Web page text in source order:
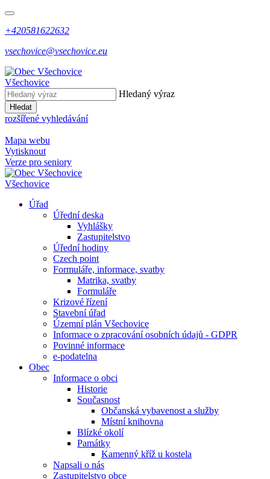
+420581622632
vsechovice@vsechovice.eu
Všechovice
Hledaný výraz
Hledat
rozšířené vyhledávání
Mapa webu
Vytisknout
Verze pro seniory
Všechovice
Úřad
Úřední deska
Vyhlášky
Zastupitelstvo
Úřední hodiny
Czech point
Formuláře, informace, svatby
Matrika, svatby
Formuláře
Krizové řízení
Stavební úřad
Územní plán Všechovice
Informace o zpracování osobních údajů - GDPR
Povinné informace
e-podatelna
Obec
Informace o obci
Historie
Současnost
Občanská vybavenost a služby
Místní knihovna
Blízké okolí
Památky
Kamenný kříž u kostela
Napsali o nás
Zastupitelstvo obce